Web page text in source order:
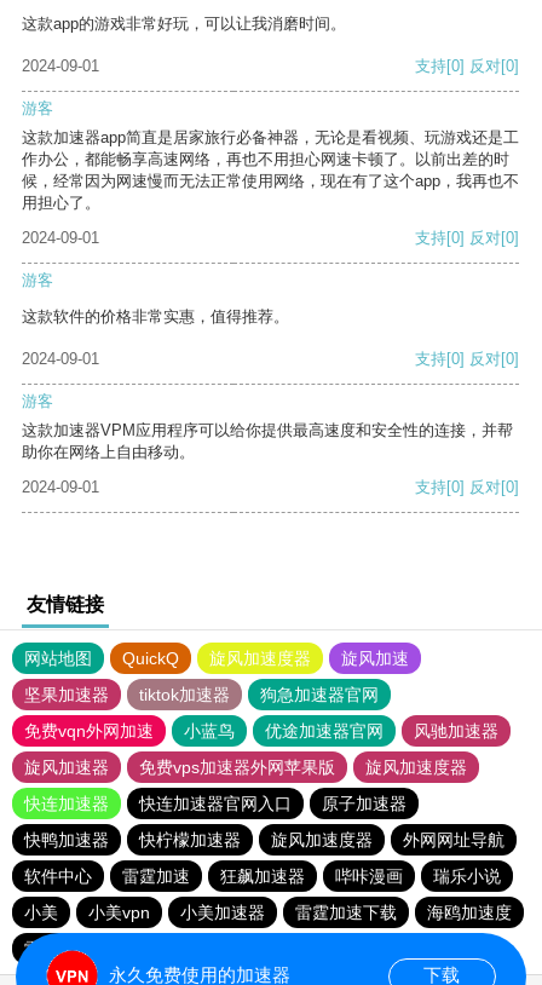
这款app的游戏非常好玩，可以让我消磨时间。
2024-09-01 支持[0] 反对[0]
游客
这款加速器app简直是居家旅行必备神器，无论是看视频、玩游戏还是工
作办公，都能畅享高速网络，再也不用担心网速卡顿了。以前出差的时
候，经常因为网速慢而无法正常使用网络，现在有了这个app，我再也不
用担心了。
2024-09-01
支持[0] 反对[0]
游客
这款软件的价格非常实惠，值得推荐。
2024-09-01 支持[0] 反对[0]
游客
这款加速器VPM应用程序可以给你提供最高速度和安全性的连接，并帮
助你在网络上自由移动。
2024-09-01
支持[0] 反对[0]
友情链接
网站地图 QuickQ 旋风加速度器
旋风加速
坚果加速器
tiktok加速器
狗急加速器官网
免费vqn外网加速
小蓝鸟 优途加速器官网
风驰加速器
旋风加速器
免费vps加速器外网苹果版
旋风加速度器
快连加速器
快连加速器官网入口
原子加速器
快鸭加速器
快柠檬加速器 旋风加速度器
外网网址导航
软件中心
雷霆加速 狂飙加速器 哔咔漫画
瑞乐小说
小美
小美vpn 小美加速器 雷霆加速下载
海鸥加速度
雷霆加速
永久免费使用的加速器 下载